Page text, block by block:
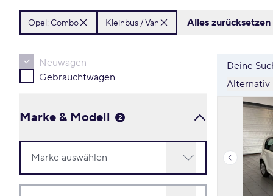
Opel: Combo Kleinbus / Van Alles zurücksetzen
Neuwagen
Gebrauchtwagen
Marke & Modell 2
Deine
Alternativ